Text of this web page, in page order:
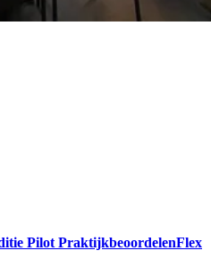
Pilot PraktijkbeoordelenFlex